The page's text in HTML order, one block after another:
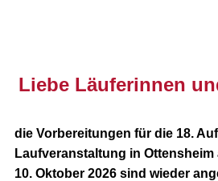
Liebe Läuferinnen
die Vorbereitungen für die 18.
Laufveranstaltung in Ottensheim
10. Oktober 2026 sind wieder